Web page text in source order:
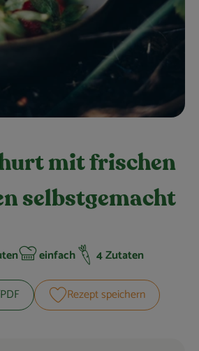
mit frischen
selbstgemacht
Schwierigkeit:
einfach 4 Zutaten
Rezept speichern